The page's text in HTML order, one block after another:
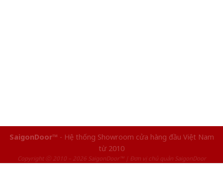
SaigonDoor™ - Hệ thống Showroom cửa hàng đầu Việt Nam
từ 2010
Copyright ⓒ 2010 – 2026 SaigonDoor™ | Đơn vị chủ quản SaigonDoor